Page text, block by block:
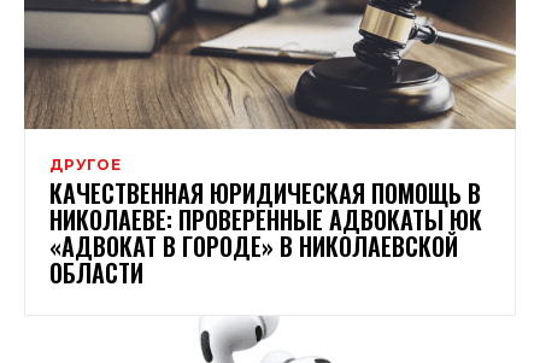
ДРУГОЕ
КАЧЕСТВЕННАЯ ЮРИДИЧЕСКАЯ ПОМОЩЬ В
НИКОЛАЕВЕ: ПРОВЕРЕННЫЕ АДВОКАТЫ ЮК
«АДВОКАТ В ГОРОДЕ» В НИКОЛАЕВСКОЙ
ОБЛАСТИ